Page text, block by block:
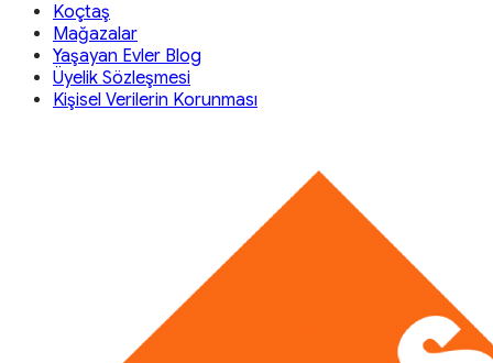
Koçtaş
Mağazalar
Yaşayan Evler Blog
Üyelik Sözleşmesi
Kişisel Verilerin Korunması